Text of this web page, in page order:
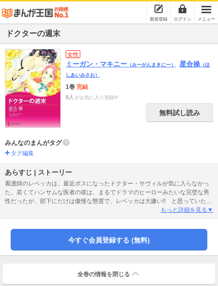
新規登録 ログイン メニュー
ドクターの週末
女性
ミーガン・マキニー （みーがんまきにー） 星合操 （ほ
しあいみさお）
1巻 完結
8人 がお気に入り登録中
無料試し読み
みんなのまんがタグ
タグ編集
あらすじ | ストーリー
看護師のレベッカは、最近ボスになったドクター・サヴィルが気に入らなかっ
た。若くてハンサムな医者の彼は、まるでドラマのヒーローみたいな完璧な男
性だったが、部下にだけは傲慢な態度で、レベッカは大嫌い!! と思っていた。
そんなふたりが、偶然かまたは運命か車に乗りあうことになった。ロマンティ
キに見えた。甘い声で呼ばれただけで心臓が止まりそう。いったい、どうした
もっと詳細を見る▼
今すぐ会員登録する (無料)
全巻の情報を 閉じる